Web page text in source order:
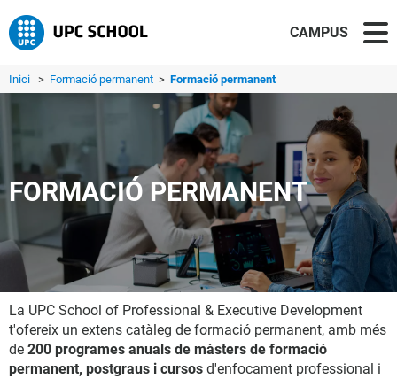
CAMPUS
Inici > Formació permanent > Formació permanent
FORMACIÓ PERMANENT
La UPC School of Professional & Executive Development
t'ofereix un extens catàleg de formació permanent, amb més
de 200 programes anuals de màsters de formació
permanent, postgraus i cursos d'enfocament professional i